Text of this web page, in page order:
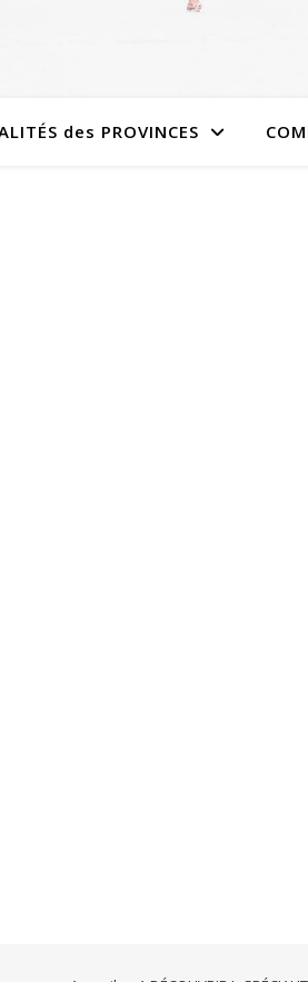
des PROVINCES